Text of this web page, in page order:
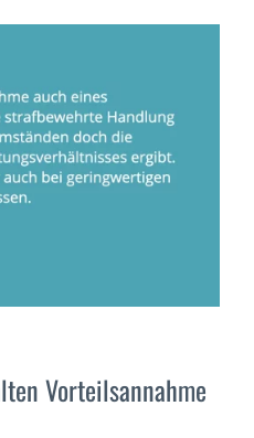
Vorteilsannahme